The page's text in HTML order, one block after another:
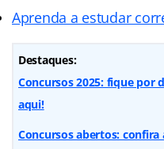
Aprenda a estudar
Destaques:
Concursos 2025: fique por
aqui!
Concursos abertos: